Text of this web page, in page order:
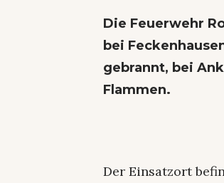
Die Feuerwehr
bei
gebrannt, bei
Flammen.
Der Einsatzort